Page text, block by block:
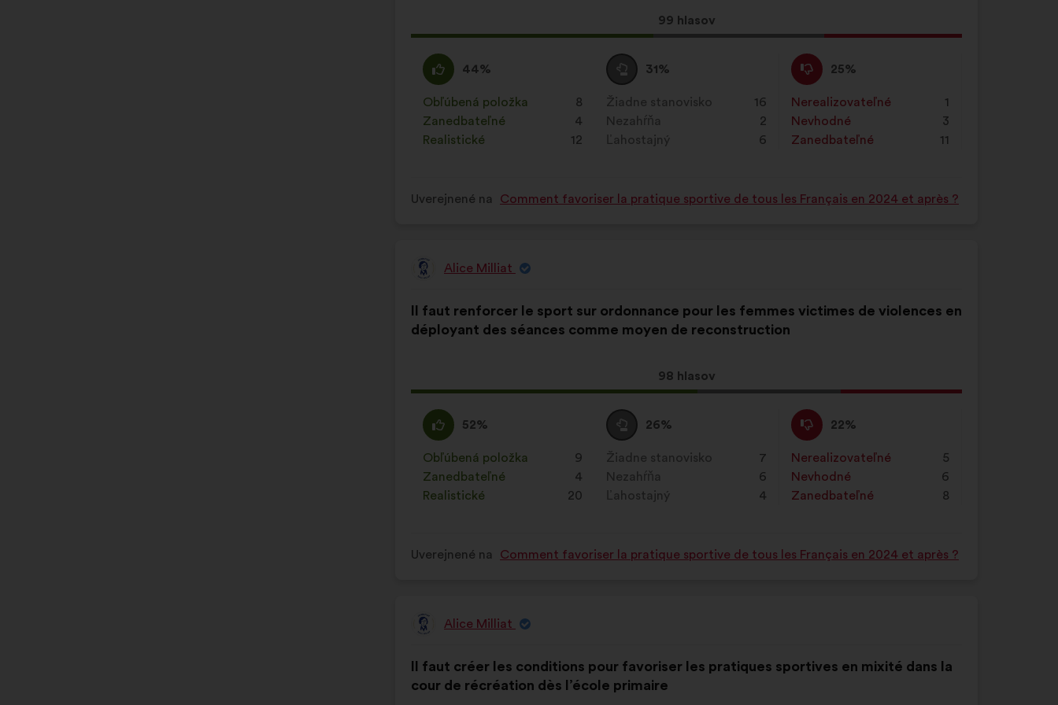
Tento
návrh
prijatý:
99 hlasov
Súhlasím
:
44%
Tento
návrh
bol
kvalifikovaný:
Obľúbená položka
: 8
krát
Zanedbateľné
: 4
krát
Realistické
: 12
krát
Neutrálny
hlas
:
31%
Tento
návrh
bol
kvalifikovaný:
Žiadne stanovisko
: 16
krát
Nezahŕňa
: 2
krát
Ľahostajný
6
krát
Nesúhlasím
:
25%
Tento
návrh
bol
kvalifikovaný:
Nerealizovateľné
: 1
krát
Nevhodné
: 3
krát
Zanedbateľné
: 11
krát
Uverejnené na Comment favoriser la pratique sportive de tous les Français en 2024 et après ?
Návrh:
Alice Milliat
návrhu:
Il faut renforcer le sport sur ordonnance pour les femmes victimes de violences en
déployant des séances comme moyen de reconstruction
Tento
návrh
prijatý:
98 hlasov
rozdelením:
Súhlasím
:
52%
Tento
návrh
bol
kvalifikovaný:
Obľúbená položka
: 9
krát
Zanedbateľné
: 4
krát
Realistické
: 20
krát
Neutrálny
hlas
:
26%
Tento
návrh
bol
kvalifikovaný:
Žiadne stanovisko
: 7
krát
Nezahŕňa
: 6
krát
Ľahostajný
4
krát
Nesúhlasím
:
22%
Tento
návrh
bol
kvalifikovaný:
Nerealizovateľné
: 5
krát
Nevhodné
: 6
krát
Zanedbateľné
: 8
krát
Uverejnené na Comment favoriser la pratique sportive de tous les Français en 2024 et après ?
Návrh:
Alice Milliat
návrhu:
Il faut créer les conditions pour favoriser les pratiques sportives en mixité dans la
cour de récréation dès l’école primaire
rozdelením: